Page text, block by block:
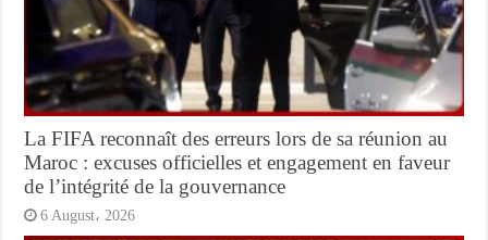
La FIFA reconnaît des erreurs lors de sa réunion au
Maroc : excuses officielles et engagement en faveur
de l’intégrité de la gouvernance
6 August، 2026